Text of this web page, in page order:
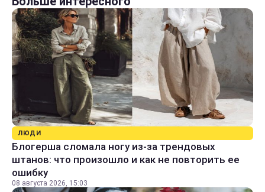
ЛЮДИ
Блогерша сломала ногу из-за трендовых
штанов: что произошло и как не повторить ее
ошибку
08 августа 2026, 15:03